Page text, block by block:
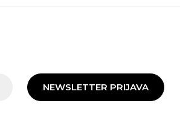
NEWSLETTER PRIJAVA